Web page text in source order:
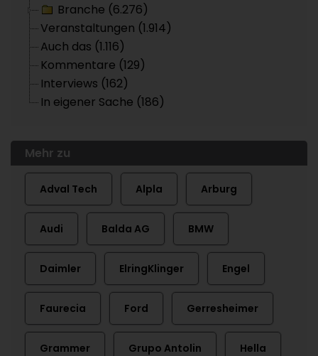
Branche (6.276)
Veranstaltungen (1.914)
Auch das (1.116)
Kommentare (129)
Interviews (162)
In eigener Sache (186)
Mehr zu
Adval Tech Alpla Arburg
Audi Balda AG BMW
Daimler ElringKlinger Engel
Faurecia Ford Gerresheimer
Grammer Grupo Antolin Hella